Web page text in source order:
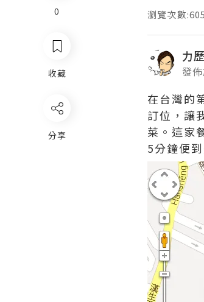
0
收藏
分享
瀏覽次數:605
力
發
在台灣的
訂位，讓
菜。這家
5分鐘便